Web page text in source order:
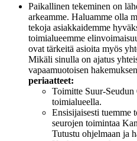
Paikallinen tekeminen on
arkeamme. Haluamme olla
tekoja asiakkaidemme
toimialueemme
ovat tärkeitä asioita myös
Mikäli sinulla on ajatus
vapaamuotoisen
periaatteet:
Toimitte Suur-Seudun
toimialueella.
Ensisijaisesti tuemme
seurojen toimintaa
Tutustu ohjelmaan ja